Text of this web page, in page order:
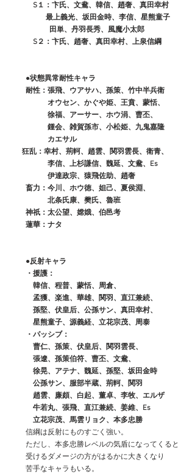
S１：卞氏、文鴦、韓信、趙奢、真田幸村
最上義光、坂田金時、李信、星熊童子
田単、丹羽長秀、風魔小太郎
S２：卞氏、趙奢、真田幸村、上泉信綱
●状態異常耐性キャラ
耐性：張飛、ウアサハ、孫策、竹中半兵衛
オウセン、かぐや姫、王賁、蒙恬、
徐福、アーサー、ホウ涓、曹丕、
鍾会、雑賀孫市、小松姫、九鬼嘉隆
カエサル
狂乱：幸村、荊軻、趙雲、関羽雲長、衛青、
李信、上杉謙信、魏延、文鴦、Es
伊達政宗、猿飛佐助、趙奢
畜力：今川、ホウ徳、妲己、夏侯淵、
北条氏康、樊氏、魯班
神祇：太公望、嫦娥、伯邑考
蓮華：ナタ
●反射キャラ
・援護：
韓信、程普、蒙恬、周倉、
孟獲、楽進、華雄、関羽、直江兼続、
孫堅、伏皇后、公孫サン、真田幸村、
星熊童子、源義経、立花宗茂、周泰
・パッシブ：
曹仁、孫策、伏皇后、関羽雲長、
張遼、孫策伯符、曹丕、文鴦、
徐晃、アテナ、魏延、孫堅、坂田金時
公孫サン、服部半蔵、荊軻、関羽
趙雲、廉頗、白起、董卓、李牧、エルザ
牛若丸、張飛、直江兼続、姜維、Es
立花宗茂、馬雲リョク、本多忠勝
信綱は反射にものすごく強い。
ただし、本多忠勝レベルの気盾になってくると
受けるダメージの方がはるかに大きくなり
苦手なキャラもいる。